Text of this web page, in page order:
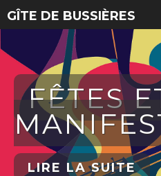
GÎTE DE BUSSIÈRES
FÊTES
LIRE LA SUITE